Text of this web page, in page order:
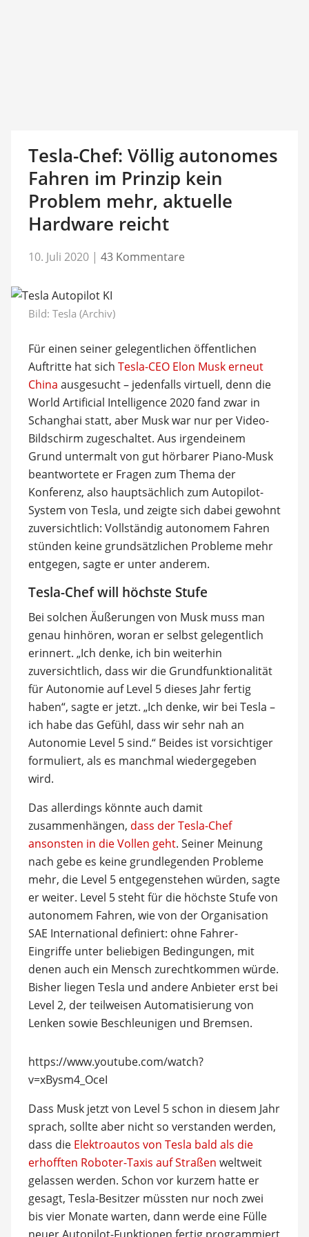
Tesla-Chef: Völlig autonomes
Fahren im Prinzip kein
Problem mehr, aktuelle
Hardware reicht
10. Juli 2020 | 43 Kommentare
Bild: Tesla (Archiv)
Für einen seiner gelegentlichen öffentlichen
Auftritte hat sich Tesla-CEO Elon Musk erneut
China ausgesucht – jedenfalls virtuell, denn die
World Artificial Intelligence 2020 fand zwar in
Schanghai statt, aber Musk war nur per Video-
Bildschirm zugeschaltet. Aus irgendeinem
Grund untermalt von gut hörbarer Piano-Musk
beantwortete er Fragen zum Thema der
Konferenz, also hauptsächlich zum Autopilot-
System von Tesla, und zeigte sich dabei gewohnt
zuversichtlich: Vollständig autonomem Fahren
stünden keine grundsätzlichen Probleme mehr
entgegen, sagte er unter anderem.
Tesla-Chef will höchste Stufe
Bei solchen Äußerungen von Musk muss man
genau hinhören, woran er selbst gelegentlich
erinnert. „Ich denke, ich bin weiterhin
zuversichtlich, dass wir die Grundfunktionalität
für Autonomie auf Level 5 dieses Jahr fertig
haben“, sagte er jetzt. „Ich denke, wir bei Tesla –
ich habe das Gefühl, dass wir sehr nah an
Autonomie Level 5 sind.“ Beides ist vorsichtiger
formuliert, als es manchmal wiedergegeben
wird.
Das allerdings könnte auch damit
zusammenhängen, dass der Tesla-Chef
ansonsten in die Vollen geht. Seiner Meinung
nach gebe es keine grundlegenden Probleme
mehr, die Level 5 entgegenstehen würden, sagte
er weiter. Level 5 steht für die höchste Stufe von
autonomem Fahren, wie von der Organisation
SAE International definiert: ohne Fahrer-
Eingriffe unter beliebigen Bedingungen, mit
denen auch ein Mensch zurechtkommen würde.
Bisher liegen Tesla und andere Anbieter erst bei
Level 2, der teilweisen Automatisierung von
Lenken sowie Beschleunigen und Bremsen.
https://www.youtube.com/watch?
v=xBysm4_OceI
Dass Musk jetzt von Level 5 schon in diesem Jahr
sprach, sollte aber nicht so verstanden werden,
dass die Elektroautos von Tesla bald als die
erhofften Roboter-Taxis auf Straßen weltweit
gelassen werden. Schon vor kurzem hatte er
gesagt, Tesla-Besitzer müssten nur noch zwei
bis vier Monate warten, dann werde eine Fülle